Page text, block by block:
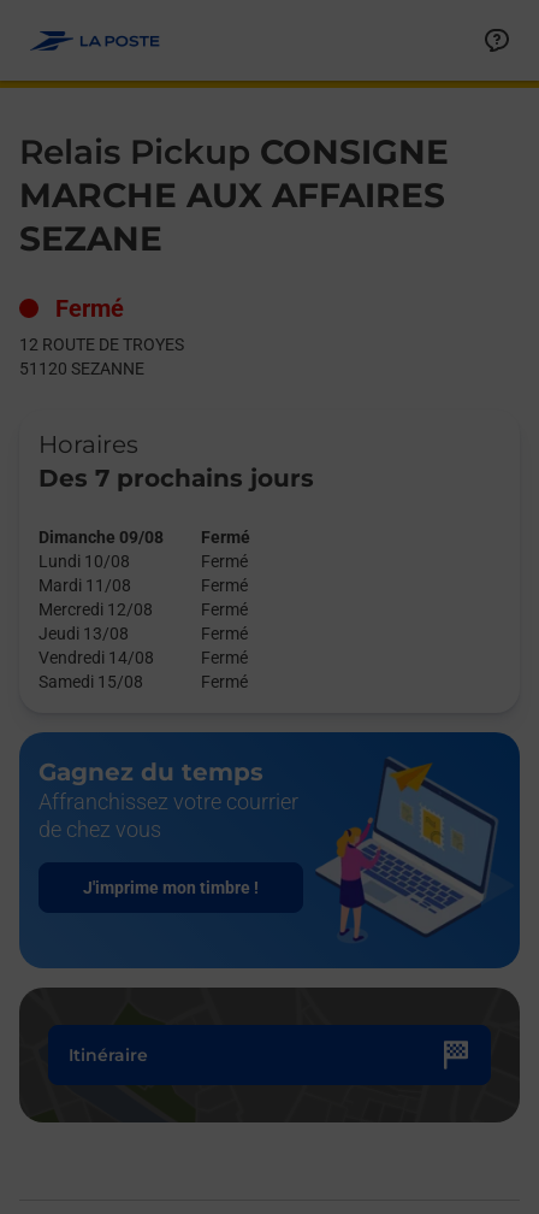
Relais Pickup CONSIGNE
MARCHE AUX AFFAIRES
SEZANE
Fermé
12 ROUTE DE TROYES
51120 SEZANNE
Horaires
Des 7 prochains jours
Dimanche 09/08
Fermé
Lundi 10/08
Fermé
Mardi 11/08
Fermé
Mercredi 12/08
Fermé
Jeudi 13/08
Fermé
Vendredi 14/08
Fermé
Samedi 15/08
Fermé
Gagnez du temps
Affranchissez votre courrier
de chez vous
J'imprime mon timbre !
Itinéraire